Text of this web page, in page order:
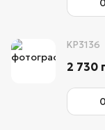
KP3136
2 730